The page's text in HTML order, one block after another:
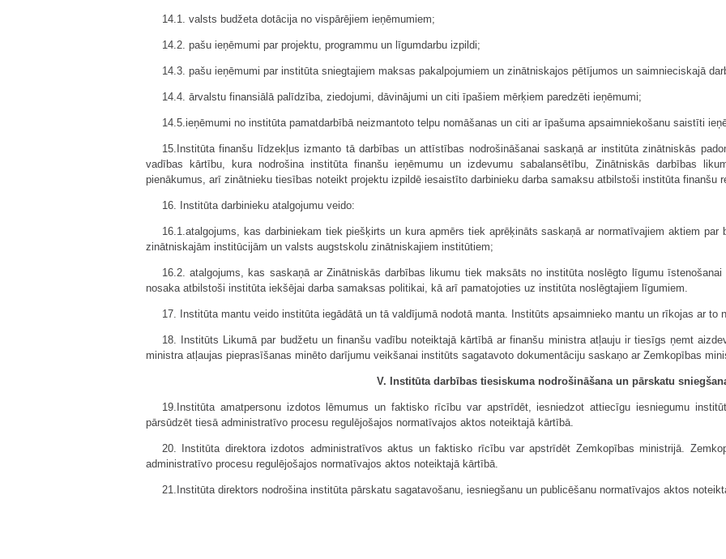
14.1. valsts budžeta dotācija no vispārējiem ieņēmumiem;
14.2. pašu ieņēmumi par projektu, programmu un līgumdarbu izpildi;
14.3. pašu ieņēmumi par institūta sniegtajiem maksas pakalpojumiem un zinātniskajos pētījumos un saimnieciskajā
14.4. ārvalstu finansiālā palīdzība, ziedojumi, dāvinājumi un citi īpašiem mērķiem paredzēti ieņēmumi;
14.5.ieņēmumi no institūta pamatdarbībā neizmantoto telpu nomāšanas un citi ar īpašuma apsaimniekošanu saistīti
15.Institūta finanšu līdzekļus izmanto tā darbības un attīstības nodrošināšanai saskaņā ar institūta zinātniskās
vadības kārtību, kura nodrošina institūta finanšu ieņēmumu un izdevumu sabalansētību, Zinātniskās darbības
pienākumus, arī zinātnieku tiesības noteikt projektu izpildē iesaistīto darbinieku darba samaksu atbilstoši institūta finanšu
16. Institūta darbinieku atalgojumu veido:
16.1.atalgojums, kas darbiniekam tiek piešķirts un kura apmērs tiek aprēķināts saskaņā ar normatīvajiem aktiem
zinātniskajām institūcijām un valsts augstskolu zinātniskajiem institūtiem;
16.2. atalgojums, kas saskaņā ar Zinātniskās darbības likumu tiek maksāts no institūta noslēgto līgumu
nosaka atbilstoši institūta iekšējai darba samaksas politikai, kā arī pamatojoties uz institūta noslēgtajiem līgumiem.
17. Institūta mantu veido institūta iegādātā un tā valdījumā nodotā manta. Institūts apsaimnieko mantu un rīkojas ar to
18. Institūts Likumā par budžetu un finanšu vadību noteiktajā kārtībā ar finanšu ministra atļauju ir tiesīgs ņemt
ministra atļaujas pieprasīšanas minēto darījumu veikšanai institūts sagatavoto dokumentāciju saskaņo ar Zemkopības
V. Institūta darbības tiesiskuma nodrošināšana un pārskatu
19.Institūta amatpersonu izdotos lēmumus un faktisko rīcību var apstrīdēt, iesniedzot attiecīgu iesniegumu
pārsūdzēt tiesā administratīvo procesu regulējošajos normatīvajos aktos noteiktajā kārtībā.
20. Institūta direktora izdotos administratīvos aktus un faktisko rīcību var apstrīdēt Zemkopības ministrijā.
administratīvo procesu regulējošajos normatīvajos aktos noteiktajā kārtībā.
21.Institūta direktors nodrošina institūta pārskatu sagatavošanu, iesniegšanu un publicēšanu normatīvajos aktos